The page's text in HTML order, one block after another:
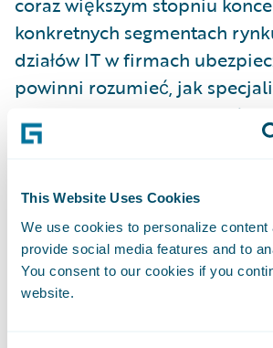
This Website Uses Cookies
We use cookies to personalize content
provide social media features and to
You consent to our cookies if you
website.
konkretnych segmentach
działów IT w firmach
powinni rozumieć, jak
dostawców pomaga w
firmy,” napisał autor raportu
się w branży ubezpieczeniowej.
„Zespół Guidewire jest
lidera, przyznanym po raz